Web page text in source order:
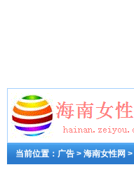
当前位置： 广告 > 海南女性网 >